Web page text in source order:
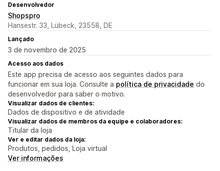
Desenvolvedor
Shopspro
Hansestr. 33, Lübeck, 23558, DE
Lançado
3 de novembro de 2025
Acesso aos dados
Este app precisa de acesso aos seguintes dados para
funcionar em sua loja. Consulte a política de privacidade do
desenvolvedor para saber o motivo.
Visualizar dados de clientes:
Dados de dispositivo e de atividade
Visualizar dados de membros da equipe e colaboradores:
Titular da loja
Ver e editar dados da loja:
Produtos, pedidos, Loja virtual
Ver informações